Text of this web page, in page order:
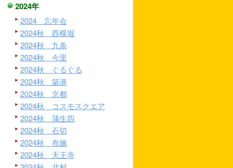
2024年
2024 忘年会
2024秋 西横堀
2024秋 九条
2024秋 今里
2024秋 ぐるぐる
2024秋 築港
2024秋 京都
2024秋 コスモスクエア
2024秋 蒲生四
2024秋 石切
2024秋 布施
2024秋 天王寺